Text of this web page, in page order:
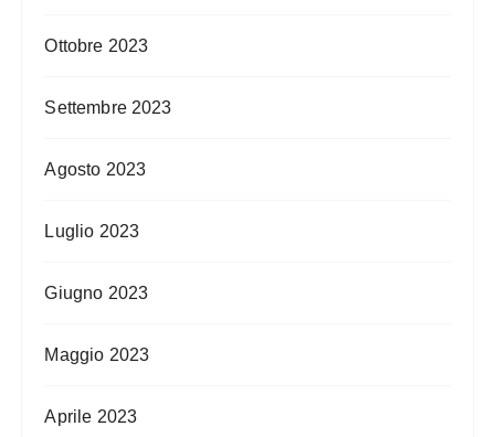
Ottobre 2023
Settembre 2023
Agosto 2023
Luglio 2023
Giugno 2023
Maggio 2023
Aprile 2023